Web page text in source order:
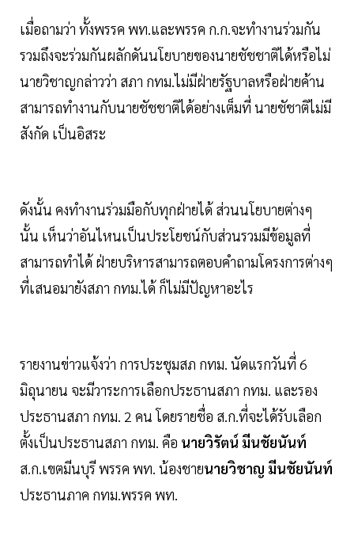
เมื่อถามว่า ทั้งพรรค พท.และพรรค ก.ก.จะทำงานร่วมกัน
รวมถึงจะร่วมกันผลักดันนโยบายของนายชัชชาติได้หรือไม่
นายวิชาญกล่าวว่า สภา กทม.ไม่มีฝ่ายรัฐบาลหรือฝ่ายค้าน
สามารถทำงานกับนายชัชชาติได้อย่างเต็มที่ นายชัชาติไม่มี
สังกัด เป็นอิสระ
ดังนั้น คงทำงานร่วมมือกับทุกฝ่ายได้ ส่วนนโยบายต่างๆ
นั้น เห็นว่าอันไหนเป็นประโยชน์กับส่วนรวมมีข้อมูลที่
สามารถทำได้ ฝ่ายบริหารสามารถตอบคำถามโครงการต่างๆ
ที่เสนอมายังสภา กทม.ได้ ก็ไม่มีปัญหาอะไร
รายงานข่าวแจ้งว่า การประชุมสภ กทม. นัดแรกวันที่ 6
มิถุนายน จะมีวาระการเลือกประธานสภา กทม. และรอง
ประธานสภา กทม. 2 คน โดยรายชื่อ ส.ก.ที่จะได้รับเลือก
ตั้งเป็นประธานสภา กทม. คือ นายวิรัตน์ มีนชัยนันท์
ส.ก.เขตมีนบุรี พรรค พท. น้องชายนายวิชาญ มีนชัยนันท์
ประธานภาค กทม.พรรค พท.